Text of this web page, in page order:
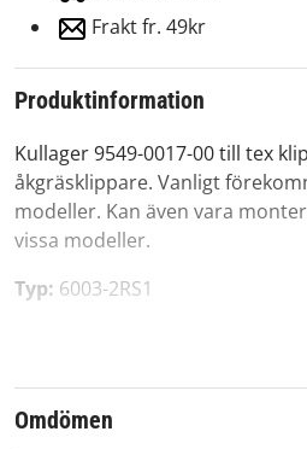
Frakt fr. 49kr
Produktinformation
Kullager 9549-0017-00 till tex
åkgräsklippare. Vanligt
modeller. Kan även vara
vissa modeller.
Typ: 6003-2RS1
Park 100B
Park 110C Pro
Omdömen